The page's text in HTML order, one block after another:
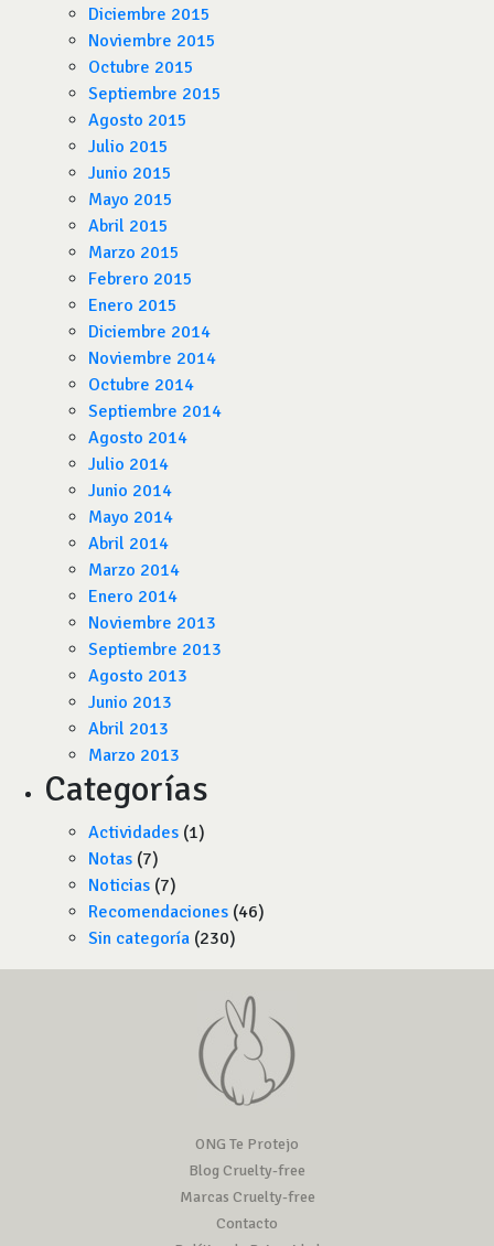
Diciembre 2015
Noviembre 2015
Octubre 2015
Septiembre 2015
Agosto 2015
Julio 2015
Junio 2015
Mayo 2015
Abril 2015
Marzo 2015
Febrero 2015
Enero 2015
Diciembre 2014
Noviembre 2014
Octubre 2014
Septiembre 2014
Agosto 2014
Julio 2014
Junio 2014
Mayo 2014
Abril 2014
Marzo 2014
Enero 2014
Noviembre 2013
Septiembre 2013
Agosto 2013
Junio 2013
Abril 2013
Marzo 2013
Categorías
Actividades (1)
Notas (7)
Noticias (7)
Recomendaciones (46)
Sin categoría (230)
ONG Te Protejo
Blog Cruelty-free
Marcas Cruelty-free
Contacto